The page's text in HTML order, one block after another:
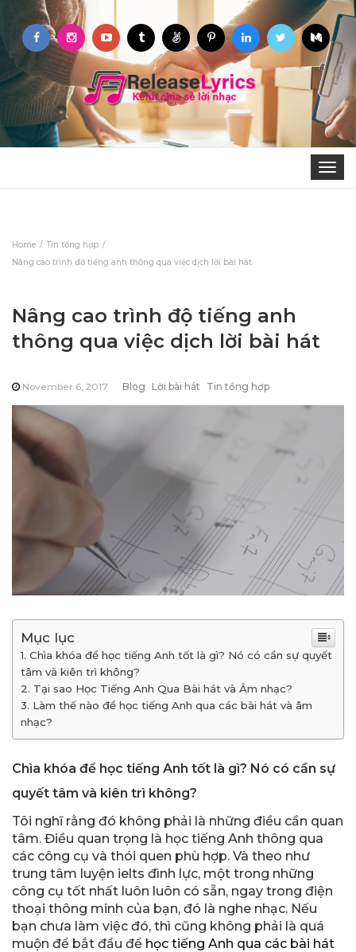
Toggle
Home
Tin tổng hợp
Nâng cao trình độ tiếng anh thông qua việc dịch lời bài hát
Nâng cao trình độ tiếng anh
thông qua việc dịch lời bài hát
November 6, 2017 Blog Lời bài hát Tin tổng hợp
Mục lục
Chìa khóa để học tiếng Anh tốt là gì? Nó có cần sự quyết
tâm và kiên trì không?
Tại sao Học Tiếng Anh Qua Bài hát và Âm nhạc?
Làm thế nào để học tiếng Anh qua các bài hát và âm
nhạc?
Chìa khóa để học tiếng Anh tốt là gì? Nó có cần sự
quyết tâm và kiên trì không?
Tôi nghĩ rằng đó không phải là những điều cần quan
tâm. Điều quan trọng là học tiếng Anh thông qua
các công cụ và thói quen phù hợp. Và theo như
trung tâm luyện ielts đình lực, một trong những
công cụ tốt nhất luôn luôn có sẵn, ngay trong điện
thoại thông minh của bạn, đó là nghe nhạc. Nếu
bạn chưa làm việc đó, thì cũng không phải là quá
muộn để bắt đầu để học tiếng Anh qua các bài hát